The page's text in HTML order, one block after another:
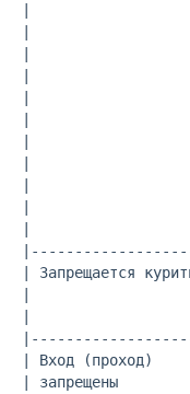
|
|
|
|
|
|
|
|
|
|
|
| Запрещается
|
|
| Вход (проход)
| запрещены